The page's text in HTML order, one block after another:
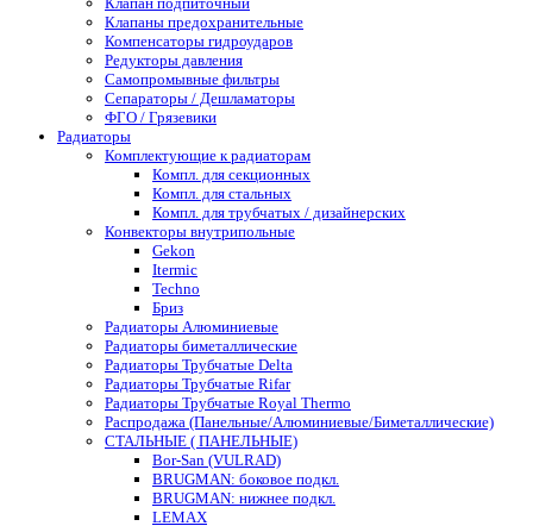
Клапаны предохранительные
Компенсаторы гидроударов
Редукторы давления
Самопромывные фильтры
Сепараторы / Дешламаторы
ФГО / Грязевики
Радиаторы
Комплектующие к радиаторам
Компл. для секционных
Компл. для стальных
Компл. для трубчатых / дизайнерских
Конвекторы внутрипольные
Gekon
Itermic
Techno
Бриз
Радиаторы Алюминиевые
Радиаторы биметаллические
Радиаторы Трубчатые Delta
Радиаторы Трубчатые Rifar
Радиаторы Трубчатые Royal Thermo
Распродажа (Панельные/Алюминиевые/Биметаллические)
СТАЛЬНЫЕ ( ПАНЕЛЬНЫЕ)
Bor-San (VULRAD)
BRUGMAN: боковое подкл.
BRUGMAN: нижнее подкл.
LEMAX